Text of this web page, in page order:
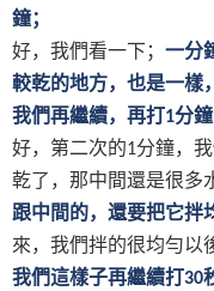
鐘；
好，我們看一下； 一分
較乾的地方，也是一樣
我們再繼續，再打1分鐘
好，第二次的1分鐘，
乾了，那中間還是很多
跟中間的，還要把它拌
來，我們拌的很均勻以
我們這樣子再繼續打30